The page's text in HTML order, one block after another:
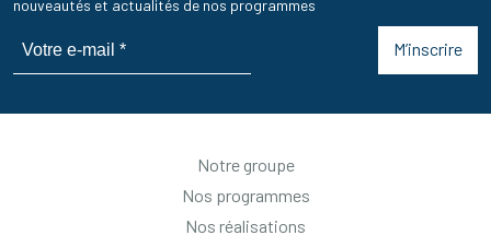
nouveautés et actualités de nos programmes
M’inscrire
Notre groupe
Nos programmes
Nos réalisations